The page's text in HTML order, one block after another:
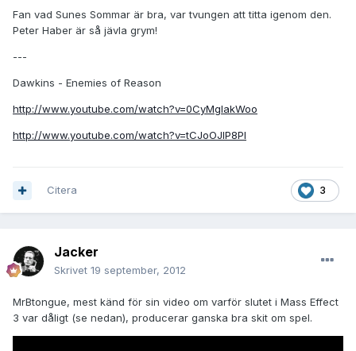
Fan vad Sunes Sommar är bra, var tvungen att titta igenom den.
Peter Haber är så jävla grym!
---
Dawkins - Enemies of Reason
http://www.youtube.com/watch?v=0CyMglakWoo
http://www.youtube.com/watch?v=tCJoOJlP8PI
3
Citera
Jacker
Skrivet 19 september, 2012
MrBtongue, mest känd för sin video om varför slutet i Mass Effect
3 var dåligt (se nedan), producerar ganska bra skit om spel.